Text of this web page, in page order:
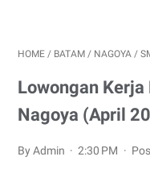
HOME / BATAM / NAGOYA /
Lowongan
Nagoya (April
By Admin 2:30 PM